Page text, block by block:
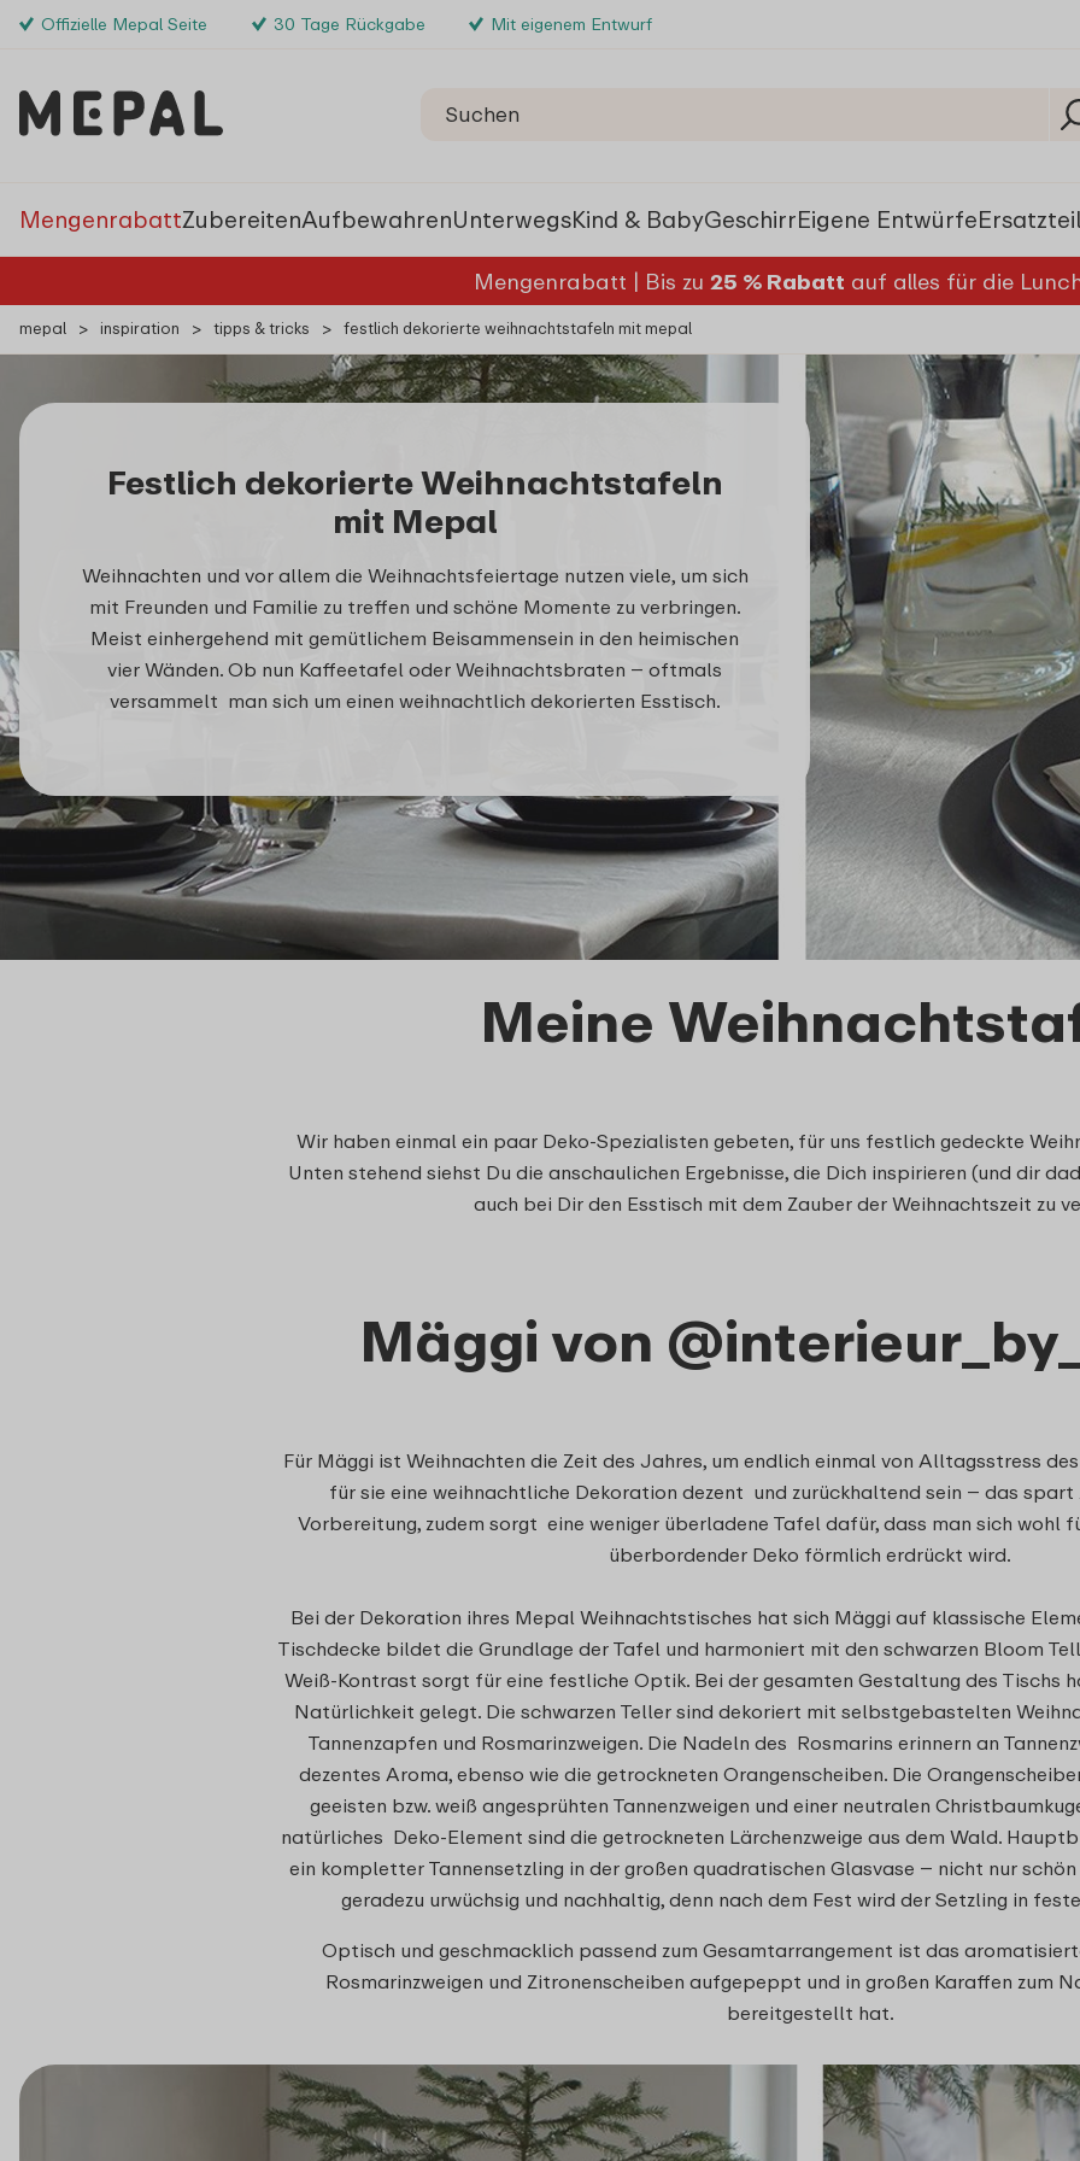
Offizielle Mepal Seite 30 Tage Rückgabe Mit eigenem Entwurf
MengenrabattZubereitenAufbewahrenUnterwegsKind & BabyGeschirrEigene Entwürfe
Mengenrabatt | Bis zu 25 % Rabatt auf alles für die
mepal > inspiration > tipps & tricks > festlich dekorierte weihnachtstafeln mit mepal
Festlich dekorierte Weihnachtstafeln
mit Mepal
Weihnachten und vor allem die Weihnachtsfeiertage nutzen viele, um sich
mit Freunden und Familie zu treffen und schöne Momente zu verbringen.
Meist einhergehend mit gemütlichem Beisammensein in den heimischen
vier Wänden. Ob nun Kaffeetafel oder Weihnachtsbraten – oftmals
versammelt man sich um einen weihnachtlich dekorierten Esstisch.
Meine
Wir haben einmal ein paar Deko-Spezialisten gebeten, für uns festlich gedeckte
Unten stehend siehst Du die anschaulichen Ergebnisse, die Dich inspirieren (und dir
auch bei Dir den Esstisch mit dem Zauber der Weihnachtszeit zu
Mäggi von
Für Mäggi ist Weihnachten die Zeit des Jahres, um endlich einmal von Alltagsstress
für sie eine weihnachtliche Dekoration dezent und zurückhaltend sein – das spart
Vorbereitung, zudem sorgt eine weniger überladene Tafel dafür, dass man sich wohl
überbordender Deko förmlich erdrückt wird.
Bei der Dekoration ihres Mepal Weihnachtstisches hat sich Mäggi auf klassische
Tischdecke bildet die Grundlage der Tafel und harmoniert mit den schwarzen Bloom
Weiß-Kontrast sorgt für eine festliche Optik. Bei der gesamten Gestaltung des Tischs
Natürlichkeit gelegt. Die schwarzen Teller sind dekoriert mit selbstgebastelten
Tannenzapfen und Rosmarinzweigen. Die Nadeln des Rosmarins erinnern an
dezentes Aroma, ebenso wie die getrockneten Orangenscheiben. Die
geeisten bzw. weiß angesprühten Tannenzweigen und einer neutralen
natürliches Deko-Element sind die getrockneten Lärchenzweige aus dem Wald.
ein kompletter Tannensetzling in der großen quadratischen Glasvase – nicht nur schön
geradezu urwüchsig und nachhaltig, denn nach dem Fest wird der Setzling in
Optisch und geschmacklich passend zum Gesamtarrangement ist das
Rosmarinzweigen und Zitronenscheiben aufgepeppt und in großen Karaffen zum
bereitgestellt hat.